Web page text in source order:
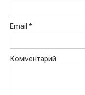
Email *
Комментарий